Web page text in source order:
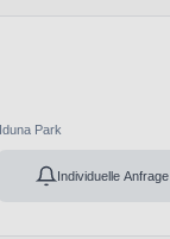
Park
Individuelle Anfrage